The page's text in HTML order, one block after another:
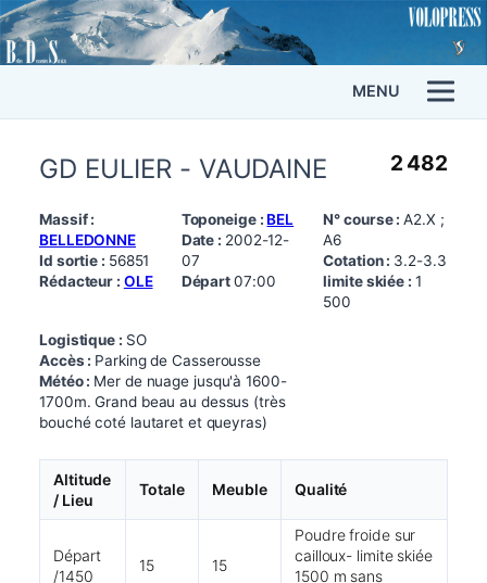
MENU
GD EULIER - VAUDAINE 2 482
Massif :
BELLEDONNE
Id sortie : 56851
Rédacteur : OLE
Toponeige : BEL
Date : 2002-12-
07
Départ07:00
N° course :A2.X ;
A6
Cotation : 3.2-3.3
limite skiée : 1
500
Logistique : SO
Accès : Parking de Casserousse
Météo : Mer de nuage jusqu'à 1600-
1700m. Grand beau au dessus (très
bouché coté lautaret et queyras)
Altitude
/ Lieu
Totale Meuble Qualité
Départ
/1450
15 15
Poudre froide sur
cailloux- limite skiée
1500 m sans